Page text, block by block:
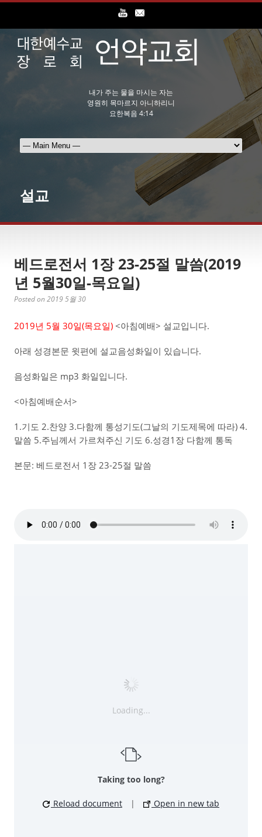
내가 주는 물을 마시는 자는
영원히 목마르지 아니하리니
요한복음 4:14
설교
베드로전서 1장 23-25절 말씀(2019
년 5월30일-목요일)
Posted on 2019 5월 30
2019년 5월 30일(목요일) <아침예배> 설교입니다.
아래 성경본문 윗편에 설교음성화일이 있습니다.
음성화일은 mp3 화일입니다.
<아침예배순서>
1.기도 2.찬양 3.다함께 통성기도(그날의 기도제목에 따라) 4.
말씀 5.주님께서 가르쳐주신 기도 6.성경1장 다함께 통독
본문: 베드로전서 1장 23-25절 말씀
Loading...
Taking too long?
Reload document | Open in new tab